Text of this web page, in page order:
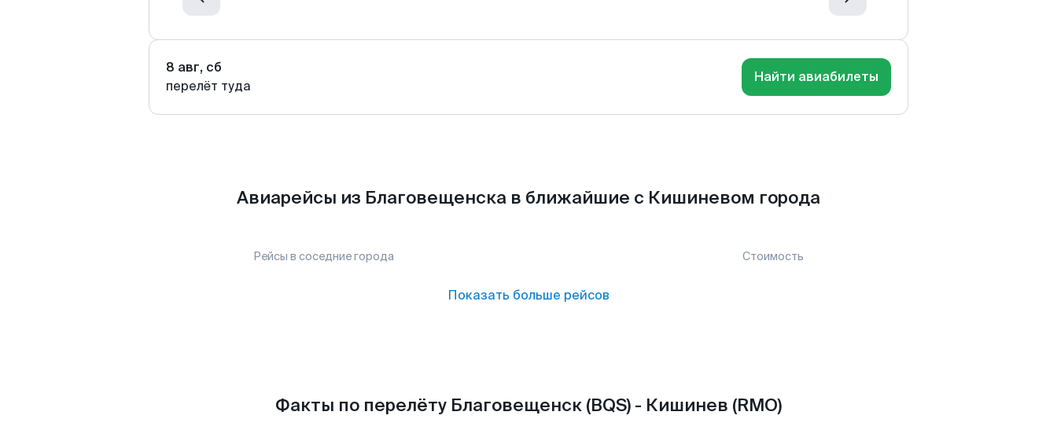
8 авг, сб
перелёт туда
Найти авиабилеты
Авиарейсы из Благовещенска в ближайшие с Кишиневом города
Рейсы в соседние города Стоимость
Показать больше рейсов
Факты по перелёту Благовещенск (BQS) - Кишинев (RMO)